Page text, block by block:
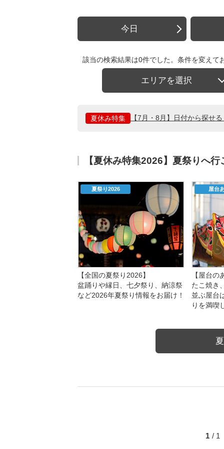
今日
該当の検索結果は0件でした。条件を変えて
エリアを選択
夏休み特集 【7月・8月】日付から探せ
【夏休み特集2026】夏祭りへ
夏祭り2026
【全国の夏祭り2026】
盆踊りや縁日、七夕祭り、納涼祭
など2026年夏祭り情報をお届け！
屋台
【屋台
たこ焼き
並ぶ屋台
りを満喫
1 / 1